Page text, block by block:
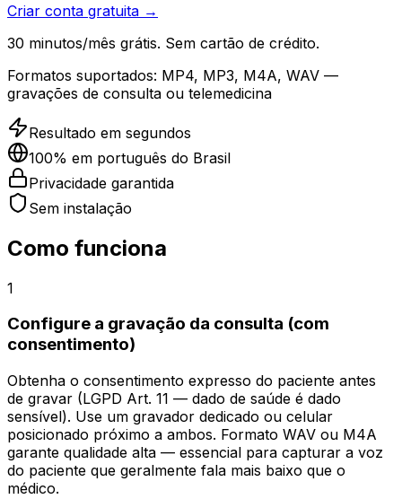
Criar conta gratuita →
30 minutos/mês grátis. Sem cartão de crédito.
Formatos suportados: MP4, MP3, M4A, WAV —
gravações de consulta ou telemedicina
Resultado em segundos
100% em português do Brasil
Privacidade garantida
Sem instalação
Como funciona
1
Configure a gravação da consulta (com
consentimento)
Obtenha o consentimento expresso do paciente antes
de gravar (LGPD Art. 11 — dado de saúde é dado
sensível). Use um gravador dedicado ou celular
posicionado próximo a ambos. Formato WAV ou M4A
garante qualidade alta — essencial para capturar a voz
do paciente que geralmente fala mais baixo que o
médico.